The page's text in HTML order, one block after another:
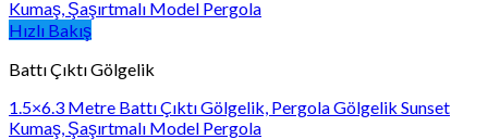
Hızlı Bakış
Battı Çıktı Gölgelik
1.5×6.3 Metre Battı Çıktı Gölgelik, Pergola Gölgelik Sunset
Kumaş, Şaşırtmalı Model Pergola